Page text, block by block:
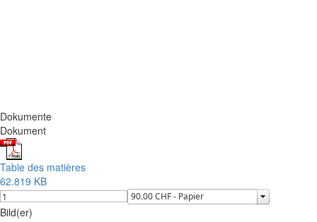
Dokumente
Dokument
Table des matières
62.819 KB
Bild(er)